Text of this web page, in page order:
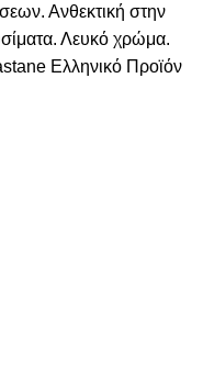
Ανθεκτική στην
Λευκό χρώμα.
Ελληνικό Προϊόν